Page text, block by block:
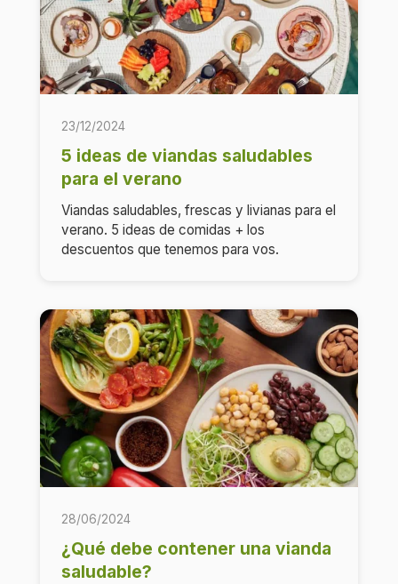
23/12/2024
5 ideas de viandas saludables
para el verano
Viandas saludables, frescas y livianas para el
verano. 5 ideas de comidas + los
descuentos que tenemos para vos.
28/06/2024
¿Qué debe contener una vianda
saludable?